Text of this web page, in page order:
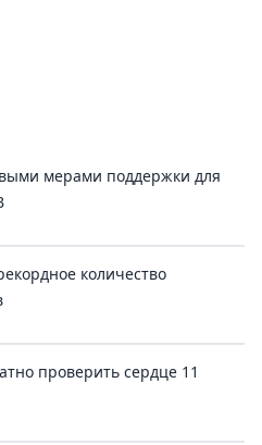
мерами поддержки для
количество
проверить сердце 11